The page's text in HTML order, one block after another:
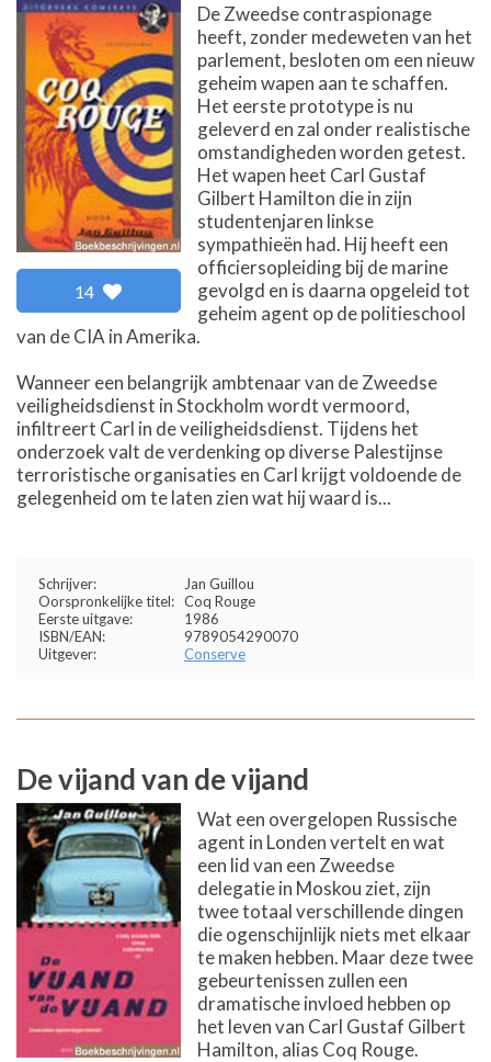
14
De Zweedse contraspionage
heeft, zonder medeweten van het
parlement, besloten om een nieuw
geheim wapen aan te schaffen.
Het eerste prototype is nu
geleverd en zal onder realistische
omstandigheden worden getest.
Het wapen heet Carl Gustaf
Gilbert Hamilton die in zijn
studentenjaren linkse
sympathieën had. Hij heeft een
officiersopleiding bij de marine
gevolgd en is daarna opgeleid tot
geheim agent op de politieschool
van de CIA in Amerika.
Wanneer een belangrijk ambtenaar van de Zweedse
veiligheidsdienst in Stockholm wordt vermoord,
infiltreert Carl in de veiligheidsdienst. Tijdens het
onderzoek valt de verdenking op diverse Palestijnse
terroristische organisaties en Carl krijgt voldoende de
gelegenheid om te laten zien wat hij waard is...
Schrijver:
Jan Guillou
Oorspronkelijke titel: Coq Rouge
Eerste uitgave:
1986
ISBN/EAN:
9789054290070
Uitgever:
Conserve
De vijand van de vijand
Wat een overgelopen Russische
agent in Londen vertelt en wat
een lid van een Zweedse
delegatie in Moskou ziet, zijn
twee totaal verschillende dingen
die ogenschijnlijk niets met elkaar
te maken hebben. Maar deze twee
gebeurtenissen zullen een
dramatische invloed hebben op
het leven van Carl Gustaf Gilbert
Hamilton, alias Coq Rouge.